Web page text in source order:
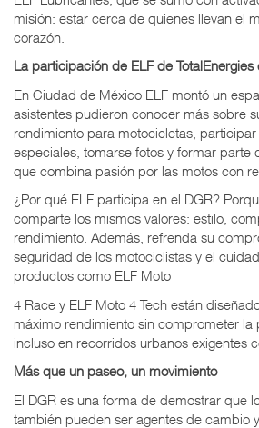
misión: estar cerca de quienes llevan el
corazón.
La participación de ELF de TotalEnergies
En Ciudad de México ELF montó un
asistentes pudieron conocer más sobre
rendimiento para motocicletas,
especiales, tomarse fotos y formar parte
que combina pasión por las motos con
¿Por qué ELF participa en el DGR?
comparte los mismos valores: estilo,
rendimiento. Además, refrenda su
seguridad de los motociclistas y el
productos como ELF Moto
4 Race y ELF Moto 4 Tech están
máximo rendimiento sin comprometer la
incluso en recorridos urbanos exigentes
Más que un paseo, un movimiento
El DGR es una forma de demostrar que
también pueden ser agentes de cambio